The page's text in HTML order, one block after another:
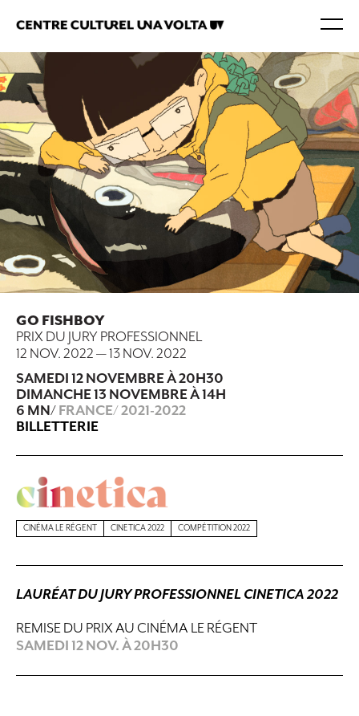
GO FISHBOY
PRIX DU JURY PROFESSIONNEL
12 NOV. 2022 —13 NOV. 2022
SAMEDI 12 NOVEMBREÀ20H30
DIMANCHE 13 NOVEMBREÀ14H
6 MN/ FRANCE/ 2021-2022
BILLETTERIE
CINÉMA LE RÉGENT CINETICA 2022 COMPÉTITION 2022
LAURÉAT DU JURY PROFESSIONNEL CINETICA 2022
REMISE DU PRIX AU CINÉMA LE RÉGENT
SAMEDI 12 NOV. À 20H30